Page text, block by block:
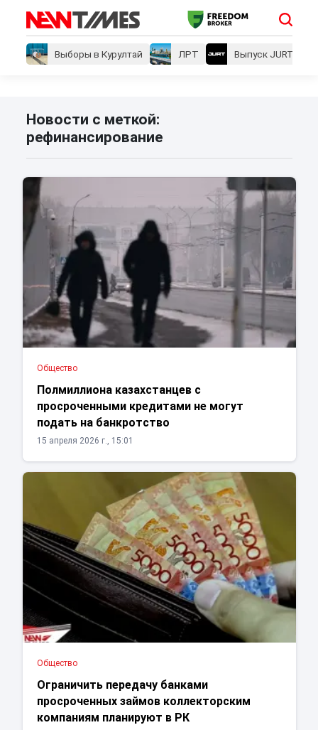
Выборы в Курултай ЛРТ Выпуск JURT
Новости с меткой:
рефинансирование
Общество
Полмиллиона казахстанцев с
просроченными кредитами не могут
подать на банкротство
15 апреля 2026 г., 15:01
Общество
Ограничить передачу банками
просроченных займов коллекторским
компаниям планируют в РК